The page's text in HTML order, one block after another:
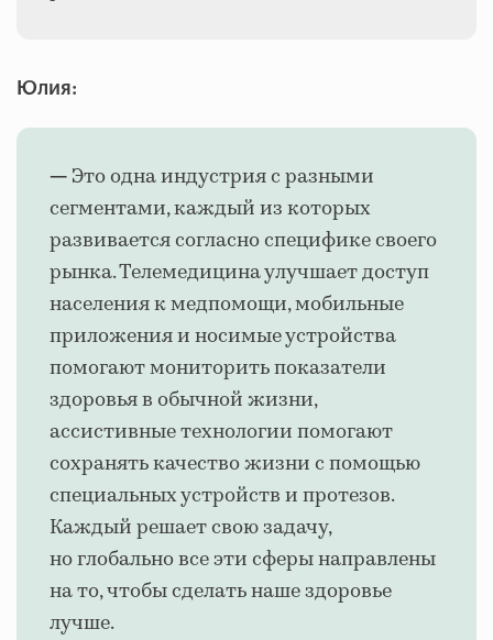
Юлия:
— Это одна индустрия с разными
сегментами, каждый из которых
развивается согласно специфике своего
рынка. Телемедицина улучшает доступ
населения к медпомощи, мобильные
приложения и носимые устройства
помогают мониторить показатели
здоровья в обычной жизни,
ассистивные технологии помогают
сохранять качество жизни с помощью
специальных устройств и протезов.
Каждый решает свою задачу,
но глобально все эти сферы направлены
на то, чтобы сделать наше здоровье
лучше.